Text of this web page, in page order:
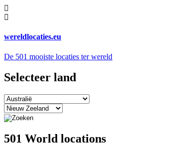
wereldlocaties.eu
De 501 mooiste locaties ter wereld
Selecteer land
501 World locations